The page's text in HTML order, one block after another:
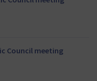
Council meeting